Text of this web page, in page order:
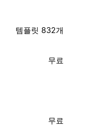
템플릿 832개
무료
무료